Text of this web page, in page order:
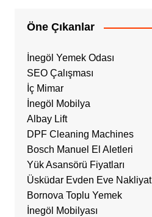
Öne Çıkanlar
İnegöl Yemek Odası
SEO Çalışması
İç Mimar
İnegöl Mobilya
Albay Lift
DPF Cleaning Machines
Bosch Manuel El Aletleri
Yük Asansörü Fiyatları
Üsküdar Evden Eve Nakliyat
Bornova Toplu Yemek
İnegöl Mobilyası